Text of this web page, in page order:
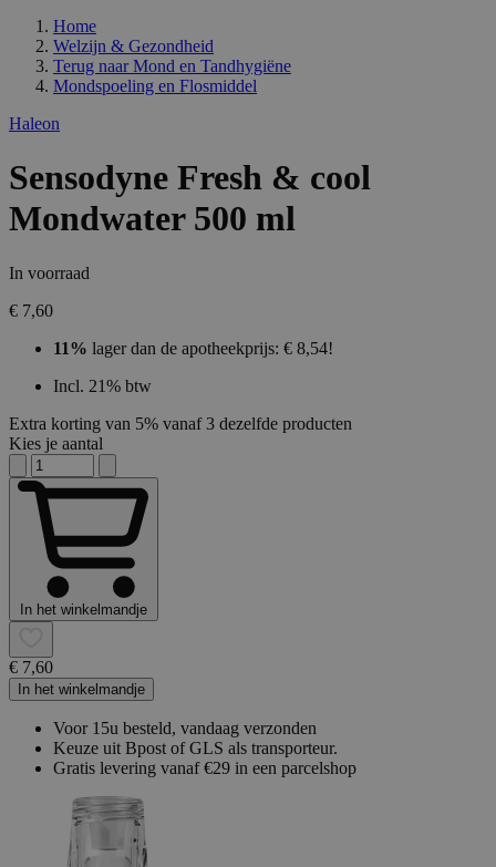
Home
Welzijn & Gezondheid
Terug naar Mond en Tandhygiëne
Mondspoeling en Flosmiddel
Haleon
Sensodyne Fresh & cool
Mondwater 500 ml
In voorraad
€ 7,60
11% lager dan de apotheekprijs: € 8,54!
Incl. 21% btw
Extra korting van 5% vanaf 3 dezelfde producten
Kies je aantal
In het winkelmandje
€ 7,60
In het winkelmandje
Voor 15u besteld, vandaag verzonden
Keuze uit Bpost of GLS als transporteur.
Gratis levering vanaf €29 in een parcelshop